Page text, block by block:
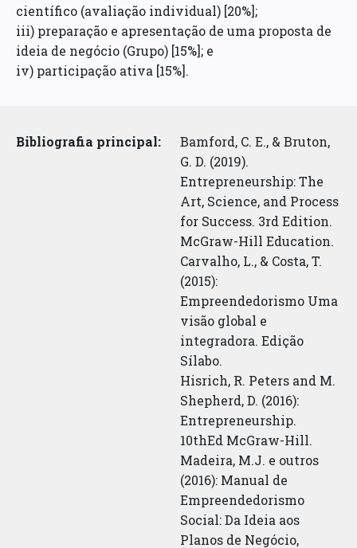
científico (avaliação individual) [20%];
iii) preparação e apresentação de uma proposta de
ideia de negócio (Grupo) [15%]; e
iv) participação ativa [15%].
Bibliografia principal:
Bamford, C. E., & Bruton,
G. D. (2019).
Entrepreneurship: The
Art, Science, and Process
for Success. 3rd Edition.
McGraw-Hill Education.
Carvalho, L., & Costa, T.
(2015):
Empreendedorismo Uma
visão global e
integradora. Edição
Sílabo.
Hisrich, R. Peters and M.
Shepherd, D. (2016):
Entrepreneurship.
10thEd McGraw-Hill.
Madeira, M.J. e outros
(2016): Manual de
Empreendedorismo
Social: Da Ideia aos
Planos de Negócio,